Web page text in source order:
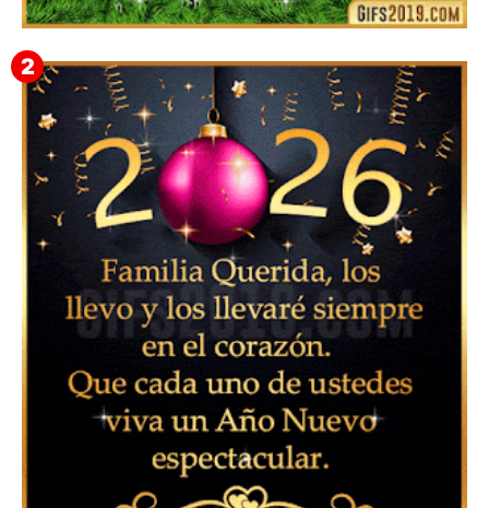
▷ Imágenes 2026 PNG sin Fondo y Transparentes en
3D 【DESCARGAR GRATIS】 ⬇️